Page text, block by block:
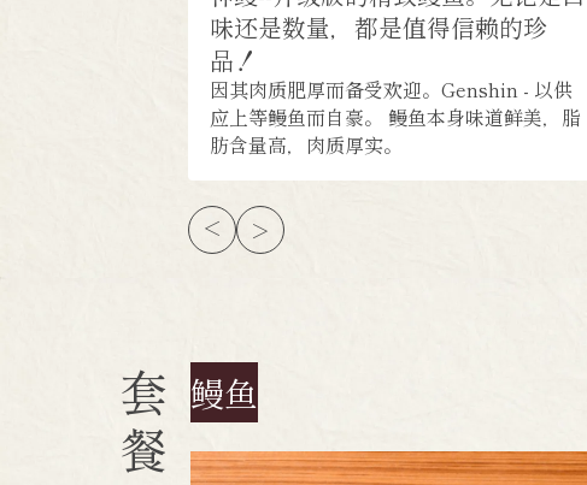
味还是数量，都是值得信赖的珍
品！
因其肉质肥厚而备受欢迎。Genshin - 以供
应上等鳗鱼而自豪。 鳗鱼本身味道鲜美，脂
肪含量高，肉质厚实。
套
餐
鳗鱼